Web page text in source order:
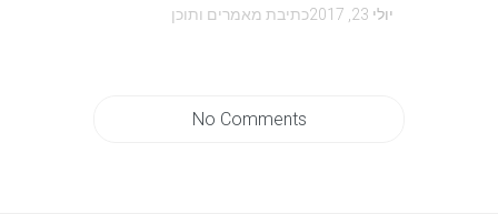
יולי 23, 2017 כתיבת מאמרים ותוכן
No Comments